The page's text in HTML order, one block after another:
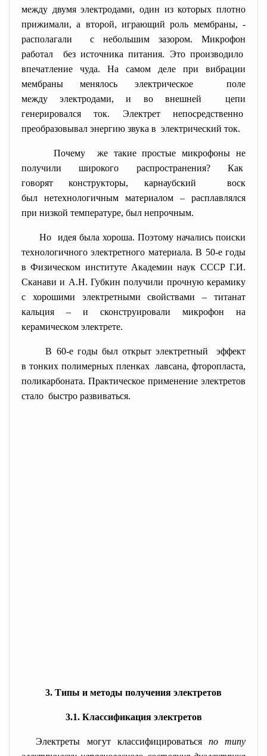
между двумя электродами, один из которых плотно
прижимали, а второй, играющий роль мембраны, -
располагали с небольшим зазором. Микрофон
работал без источника питания. Это производило
впечатление чуда. На самом деле при вибрации
мембраны менялось электрическое поле
между электродами, и во внешней цепи
генерировался ток. Электрет непосредственно
преобразовывал энергию звука в электрический ток.
Почему же такие простые микрофоны не
получили широкого распространения? Как
говорят конструкторы, карнаубский воск
был нетехнологичным материалом – расплавлялся
при низкой температуре, был непрочным.
Но идея была хороша. Поэтому начались поиски
технологичного электретного материала. В 50-е годы
в Физическом институте Академии наук СССР Г.И.
Сканави и А.Н. Губкин получили прочную керамику
с хорошими электретными свойствами – титанат
кальция – и сконструировали микрофон на
керамическом электрете.
В 60-е годы был открыт электретный эффект
в тонких полимерных пленках лавсана, фторопласта,
поликарбоната. Практическое применение электретов
стало быстро развиваться.
3. Типы и методы получения электретов
3.1. Классификация электретов
Электреты могут классифицироваться по типу